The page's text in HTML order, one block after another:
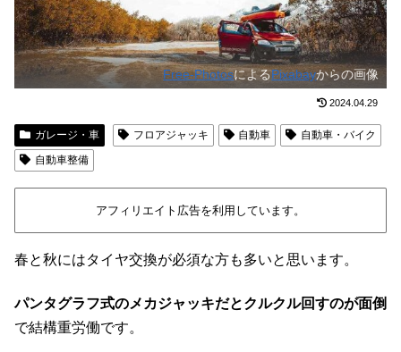
Free-PhotosによるPixabayからの画像
2024.04.29
ガレージ・車 フロアジャッキ 自動車
自動車・バイク
自動車整備
アフィリエイト広告を利用しています。
春と秋にはタイヤ交換が必須な方も多いと思います。
パンタグラフ式のメカジャッキだとクルクル回すのが面倒
で結構重労働です。